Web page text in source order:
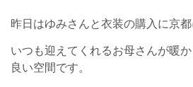
昨日はゆみさんと衣装の購入に京都
いつも迎えてくれるお母さんが暖
良い空間です。